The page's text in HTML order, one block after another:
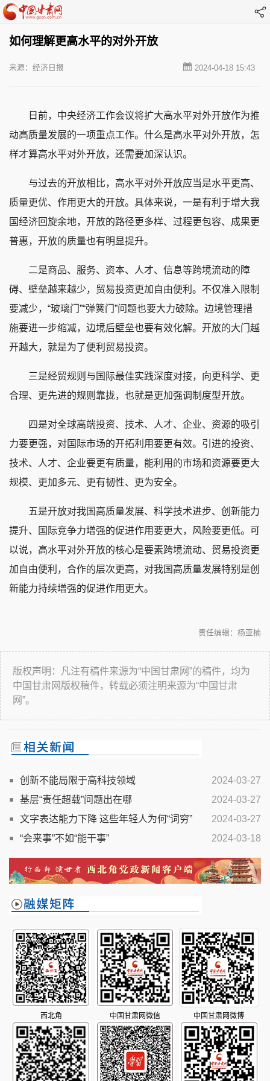
如何理解更高水平的对外开放
2024-04-18 15:43
来源：经济日报
日前，中央经济工作会议将扩大高水平对外开放作为推
动高质量发展的一项重点工作。什么是高水平对外开放，怎
样才算高水平对外开放，还需要加深认识。
与过去的开放相比，高水平对外开放应当是水平更高、
质量更优、作用更大的开放。具体来说，一是有利于增大我
国经济回旋余地，开放的路径更多样、过程更包容、成果更
普惠，开放的质量也有明显提升。
二是商品、服务、资本、人才、信息等跨境流动的障
碍、壁垒越来越少，贸易投资更加自由便利。不仅准入限制
要减少，“玻璃门”“弹簧门”问题也要大力破除。边境管理措
施要进一步缩减，边境后壁垒也要有效化解。开放的大门越
开越大，就是为了便利贸易投资。
三是经贸规则与国际最佳实践深度对接，向更科学、更
合理、更先进的规则靠拢，也就是更加强调制度型开放。
四是对全球高端投资、技术、人才、企业、资源的吸引
力要更强，对国际市场的开拓利用要更有效。引进的投资、
技术、人才、企业要更有质量，能利用的市场和资源要更大
规模、更加多元、更有韧性、更为安全。
五是开放对我国高质量发展、科学技术进步、创新能力
提升、国际竞争力增强的促进作用要更大，风险要更低。可
以说，高水平对外开放的核心是要素跨境流动、贸易投资更
加自由便利，合作的层次更高，对我国高质量发展特别是创
新能力持续增强的促进作用更大。
责任编辑：杨亚楠
版权声明：凡注有稿件来源为“中国甘肃网”的稿件，均为
中国甘肃网版权稿件，转载必须注明来源为“中国甘肃
网”。
2024-03-27
创新不能局限于高科技领域
2024-03-27
基层“责任超载”问题出在哪
2024-03-27
文字表达能力下降 这些年轻人为何“词穷”
2024-03-18
“会来事”不如“能干事”
西北角 中国甘肃网微信 中国甘肃网微博